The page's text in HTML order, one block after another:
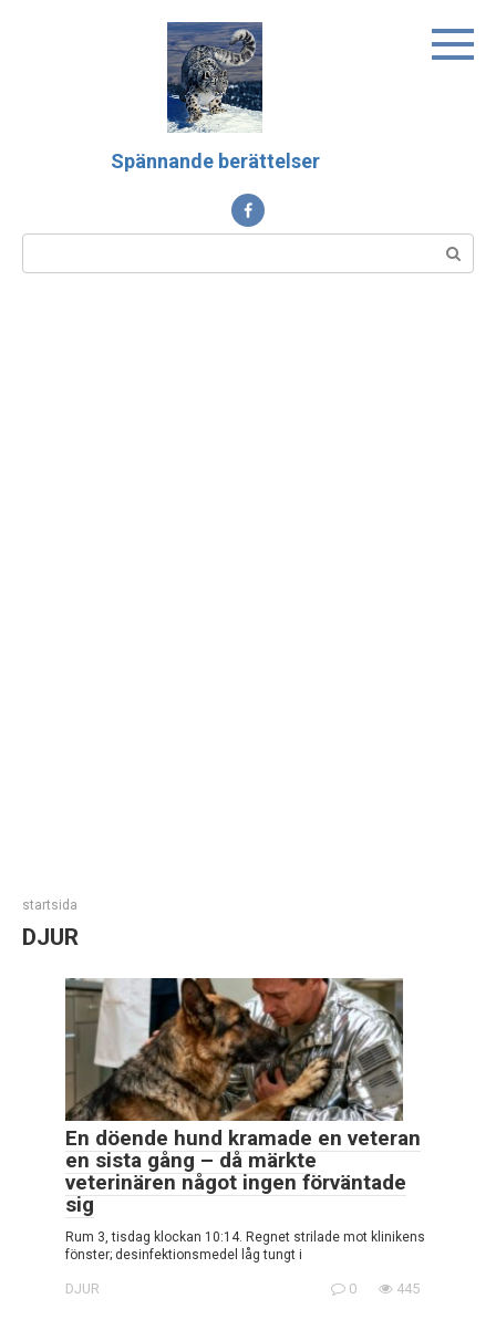
Spännande berättelser
startsida
DJUR
En döende hund kramade en veteran
en sista gång – då märkte
veterinären något ingen förväntade
sig
Rum 3, tisdag klockan 10:14. Regnet strilade mot klinikens
fönster; desinfektionsmedel låg tungt i
DJUR 0 445